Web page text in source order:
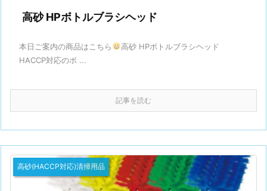
高砂 HPボトルブラシヘッド
本日ご案内の商品はこちら
高砂 HPボトルブラシヘッド
HACCP対応のボ ...
記事を読む
高砂(HACCP対応)清掃用品